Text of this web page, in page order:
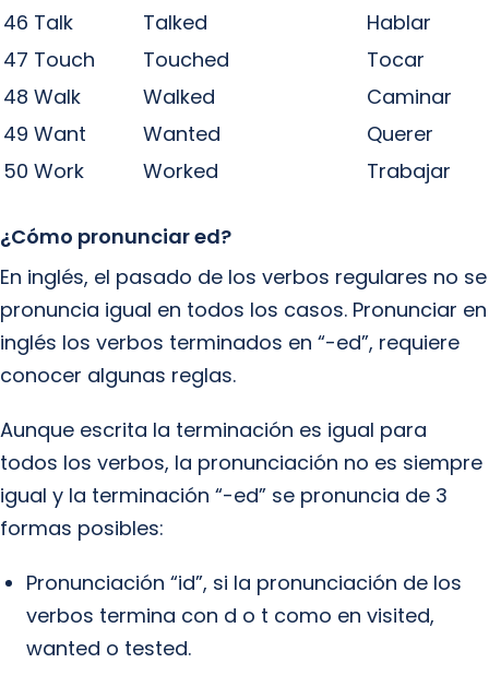
46 Talk Talked
Hablar
47 Touch Touched
Tocar
48 Walk Walked
Caminar
49 Want Wanted
Querer
50 Work Worked Trabajar
¿Cómo pronunciar ed?
En inglés, el pasado de los verbos regulares no se
pronuncia igual en todos los casos. Pronunciar en
inglés los verbos terminados en “-ed”, requiere
conocer algunas reglas.
Aunque escrita la terminación es igual para
todos los verbos, la pronunciación no es siempre
igual y la terminación “-ed” se pronuncia de 3
formas posibles:
Pronunciación “id”, si la pronunciación de los
verbos termina con d o t como en visited,
wanted o tested.